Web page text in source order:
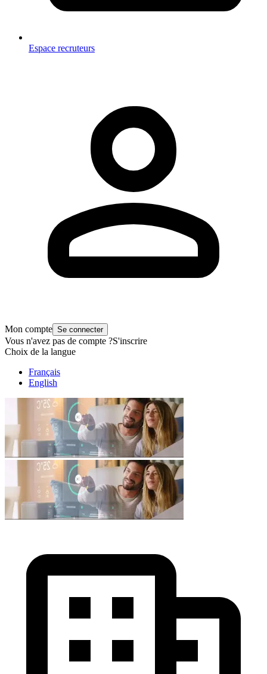
Espace recruteurs
Mon compte Se connecter
Vous n'avez pas de compte ?S'inscrire
Choix de la langue
Français
English